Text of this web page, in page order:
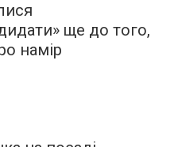
ще до того,
намір